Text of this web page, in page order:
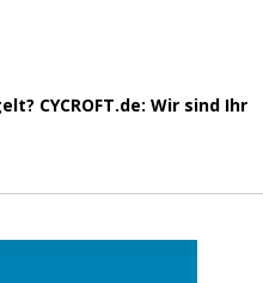
CYCROFT.de: Wir sind Ihr